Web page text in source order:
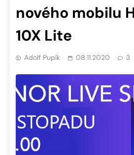
nového mobilu
10X Lite
Adolf Pupík 08.11.2020 3